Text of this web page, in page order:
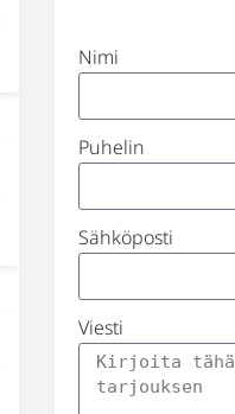
Nimi
Puhelin
Sähköposti
Viesti